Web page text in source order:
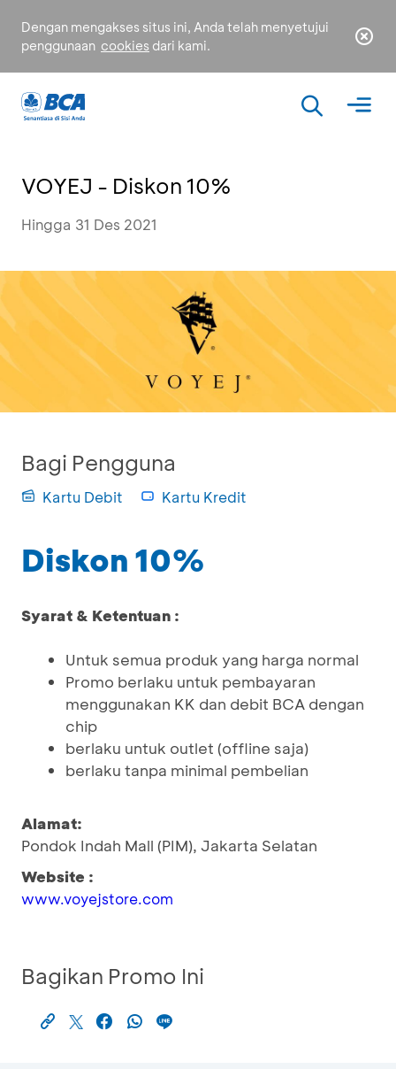
Dengan mengakses situs ini, Anda telah menyetujui
penggunaan cookies dari kami.
VOYEJ - Diskon 10%
Hingga 31 Des 2021
Bagi Pengguna
Kartu Debit Kartu Kredit
Diskon 10%
Syarat & Ketentuan :
Untuk semua produk yang harga normal
Promo berlaku untuk pembayaran
menggunakan KK dan debit BCA dengan
chip
berlaku untuk outlet (offline saja)
berlaku tanpa minimal pembelian
Alamat:
Pondok Indah Mall (PIM), Jakarta Selatan
Website :
www.voyejstore.com
Bagikan Promo Ini